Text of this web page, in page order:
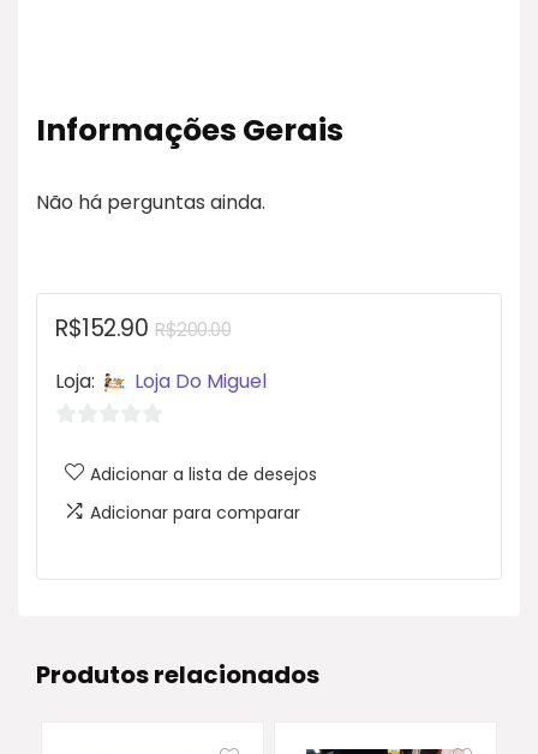
Informações Gerais
Não há perguntas ainda.
R$200.00
R$152.90
Loja: Loja Do Miguel
d
e
Adicionar a lista de desejos
Adicionar para comparar
Produtos relacionados